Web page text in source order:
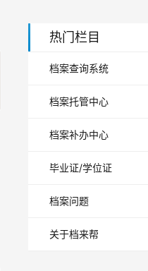
热门栏目
档案查询系统
档案托管中心
档案补办中心
毕业证/学位证
档案问题
关于档来帮